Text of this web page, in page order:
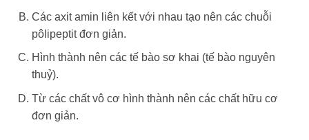
Các axit amin liên kết với nhau tạo nên các chuỗi
pôlipeptit đơn giản.
Hình thành nên các tế bào sơ khai (tế bào nguyên
thuỷ).
Từ các chất vô cơ hình thành nên các chất hữu cơ
đơn giản.